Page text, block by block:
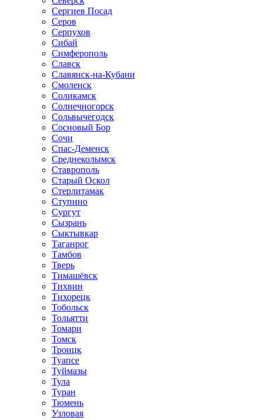
Сергиев Посад
Серов
Серпухов
Сибай
Симферополь
Славск
Славянск-на-Кубани
Смоленск
Соликамск
Солнечногорск
Сольвычегодск
Сосновый Бор
Сочи
Спас-Деменск
Среднеколымск
Ставрополь
Старый Оскол
Стерлитамак
Ступино
Сургут
Сызрань
Сыктывкар
Таганрог
Тамбов
Тверь
Тимашёвск
Тихвин
Тихорецк
Тобольск
Тольятти
Томари
Томск
Троицк
Туапсе
Туймазы
Тула
Туран
Тюмень
Узловая